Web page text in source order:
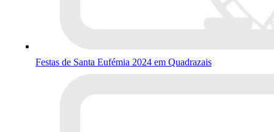
Festas de Santa Eufémia 2024 em Quadrazais